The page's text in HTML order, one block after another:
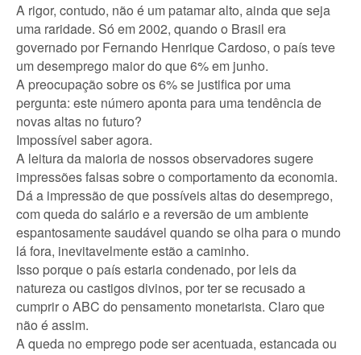
A rigor, contudo, não é um patamar alto, ainda que seja
uma raridade. Só em 2002, quando o Brasil era
governado por Fernando Henrique Cardoso, o país teve
um desemprego maior do que 6% em junho.
A preocupação sobre os 6% se justifica por uma
pergunta: este número aponta para uma tendência de
novas altas no futuro?
Impossível saber agora.
A leitura da maioria de nossos observadores sugere
impressões falsas sobre o comportamento da economia.
Dá a impressão de que possíveis altas do desemprego,
com queda do salário e a reversão de um ambiente
espantosamente saudável quando se olha para o mundo
lá fora, inevitavelmente estão a caminho.
Isso porque o país estaria condenado, por leis da
natureza ou castigos divinos, por ter se recusado a
cumprir o ABC do pensamento monetarista. Claro que
não é assim.
A queda no emprego pode ser acentuada, estancada ou